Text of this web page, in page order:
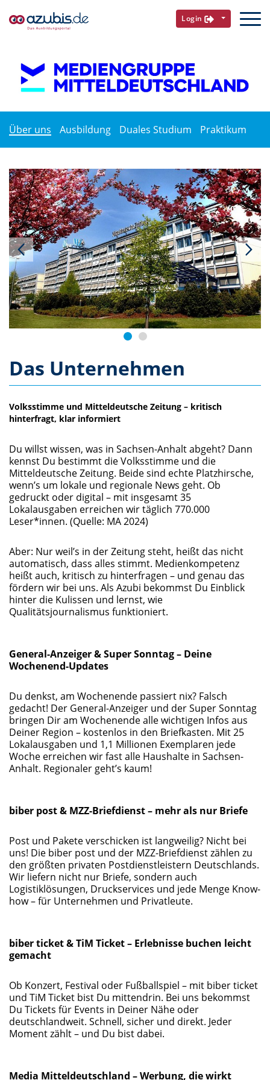
Login
Über uns Ausbildung Duales Studium Praktikum
Das Unternehmen
Volksstimme und Mitteldeutsche Zeitung – kritisch
hinterfragt, klar informiert
Du willst wissen, was in Sachsen-Anhalt abgeht? Dann
kennst Du bestimmt die Volksstimme und die
Mitteldeutsche Zeitung. Beide sind echte Platzhirsche,
wenn’s um lokale und regionale News geht. Ob
gedruckt oder digital – mit insgesamt 35
Lokalausgaben erreichen wir täglich 770.000
Leser*innen. (Quelle: MA 2024)
Aber: Nur weil’s in der Zeitung steht, heißt das nicht
automatisch, dass alles stimmt. Medienkompetenz
heißt auch, kritisch zu hinterfragen – und genau das
fördern wir bei uns. Als Azubi bekommst Du Einblick
hinter die Kulissen und lernst, wie
Qualitätsjournalismus funktioniert.
General-Anzeiger & Super Sonntag – Deine
Wochenend-Updates
Du denkst, am Wochenende passiert nix? Falsch
gedacht! Der General-Anzeiger und der Super Sonntag
bringen Dir am Wochenende alle wichtigen Infos aus
Deiner Region – kostenlos in den Briefkasten. Mit 25
Lokalausgaben und 1,1 Millionen Exemplaren jede
Woche erreichen wir fast alle Haushalte in Sachsen-
Anhalt. Regionaler geht’s kaum!
biber post & MZZ-Briefdienst – mehr als nur Briefe
Post und Pakete verschicken ist langweilig? Nicht bei
uns! Die biber post und der MZZ-Briefdienst zählen zu
den größten privaten Postdienstleistern Deutschlands.
Wir liefern nicht nur Briefe, sondern auch
Logistiklösungen, Druckservices und jede Menge Know-
how – für Unternehmen und Privatleute.
biber ticket & TiM Ticket – Erlebnisse buchen leicht
gemacht
Ob Konzert, Festival oder Fußballspiel – mit biber ticket
und TiM Ticket bist Du mittendrin. Bei uns bekommst
Du Tickets für Events in Deiner Nähe oder
deutschlandweit. Schnell, sicher und direkt. Jeder
Moment zählt – und Du bist dabei.
Media Mitteldeutschland – Werbung, die wirkt